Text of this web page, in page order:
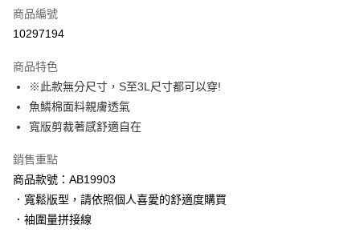
萊爾富取貨付款
付款後萊爾富取貨
每筆NT$60，滿NT$1,000(含以上)免運費
7-11取貨付款
每筆NT$60，滿NT$1,000(含以上)免運費
付款後7-11取貨
每筆NT$60，滿NT$1,000(含以上)免運費
商品編號
10297194
商品特色
※此款無分尺寸，S至3L尺寸都可以穿!
魚鱗棉面料親膚透氣
寬版剪裁著感舒適自在
銷售重點
商品款號：AB19903
．寬鬆版型，請依照個人喜愛的舒適度購買
．袖圍量拼接線